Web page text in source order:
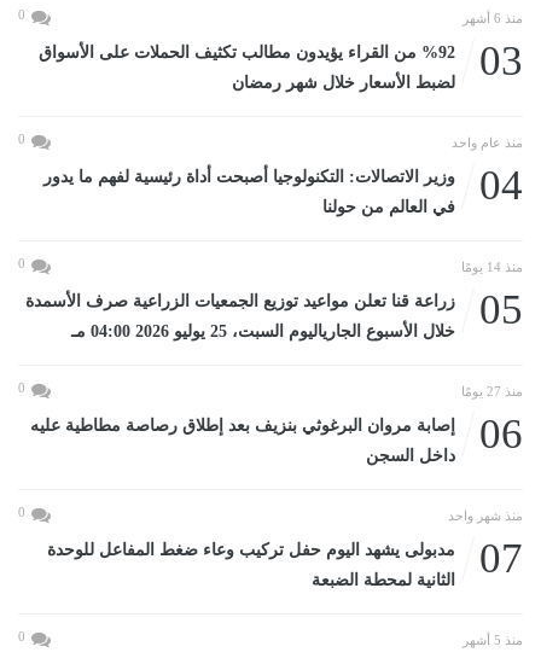
منذ 6 أشهر 0
03
%92 من القراء يؤيدون مطالب تكثيف الحملات على الأسواق
لضبط الأسعار خلال شهر رمضان
منذ عام واحد 0
04
وزير الاتصالات: التكنولوجيا أصبحت أداة رئيسية لفهم ما يدور
في العالم من حولنا
منذ 14 يومًا 0
05
زراعة قنا تعلن مواعيد توزيع الجمعيات الزراعية صرف الأسمدة
خلال الأسبوع الجارياليوم السبت، 25 يوليو 2026 04:00 مـ
منذ 27 يومًا 0
06
إصابة مروان البرغوثي بنزيف بعد إطلاق رصاصة مطاطية عليه
داخل السجن
منذ شهر واحد 0
07
مدبولى يشهد اليوم حفل تركيب وعاء ضغط المفاعل للوحدة
الثانية لمحطة الضبعة
منذ 5 أشهر 0